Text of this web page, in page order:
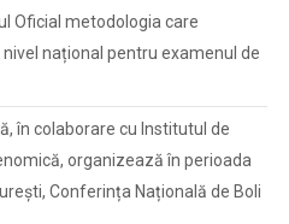
Oficial metodologia care
național pentru examenul de
în colaborare cu Institutul de
organizează în perioada
Conferința Națională de Boli